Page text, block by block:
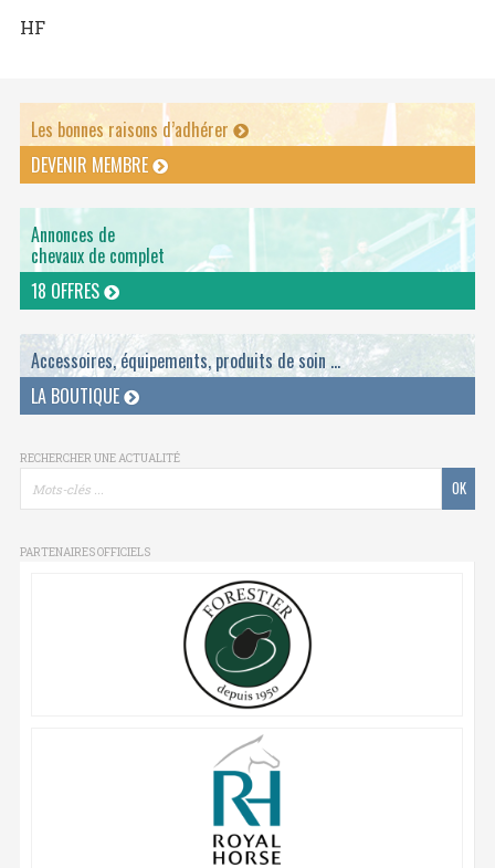
HF
Les bonnes raisons d’adhérer
DEVENIR MEMBRE
Annonces de
chevaux de complet
18 OFFRES
Accessoires, équipements, produits de soin ...
LA BOUTIQUE
RECHERCHER UNE ACTUALITÉ
PARTENAIRES OFFICIELS